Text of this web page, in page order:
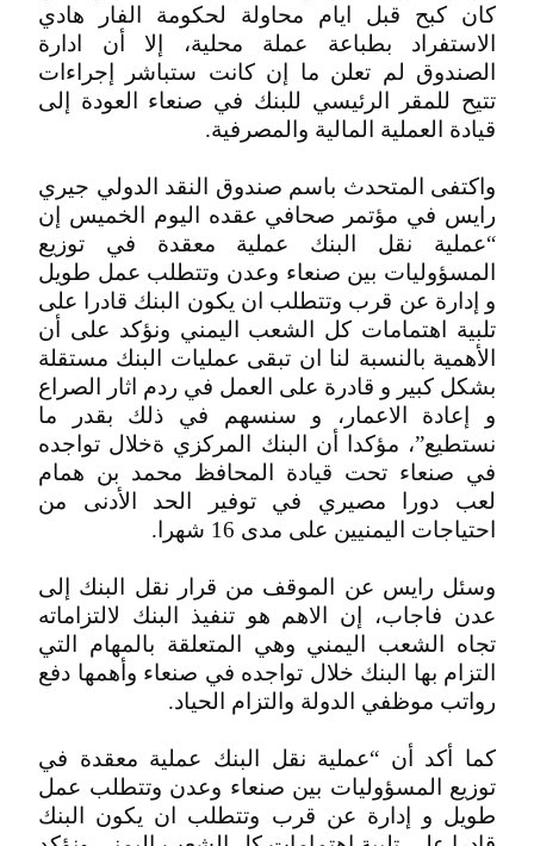
كان كبح قبل ايام محاولة لحكومة الفار هادي
الاستفراد بطباعة عملة محلية، إلا أن ادارة
الصندوق لم تعلن ما إن كانت ستباشر إجراءات
تتيح للمقر الرئيسي للبنك في صنعاء العودة إلى
قيادة العملية المالية والمصرفية.
واكتفى المتحدث باسم صندوق النقد الدولي جيري
رايس في مؤتمر صحافي عقده اليوم الخميس إن
“عملية نقل البنك عملية معقدة في توزيع
المسؤوليات بين صنعاء وعدن وتتطلب عمل طويل
و إدارة عن قرب وتتطلب ان يكون البنك قادرا على
تلبية اهتمامات كل الشعب اليمني ونؤكد على أن
الأهمية بالنسبة لنا ان تبقى عمليات البنك مستقلة
بشكل كبير و قادرة على العمل في ردم اثار الصراع
و إعادة الاعمار، و سنسهم في ذلك بقدر ما
نستطيع”، مؤكدا أن البنك المركزي ةخلال تواجده
في صنعاء تحت قيادة المحافظ محمد بن همام
لعب دورا مصيري في توفير الحد الأدنى من
احتياجات اليمنيين على مدى 16 شهرا.
وسئل رايس عن الموقف من قرار نقل البنك إلى
عدن فاجاب، إن الاهم هو تنفيذ البنك لالتزاماته
تجاه الشعب اليمني وهي المتعلقة بالمهام التي
التزام بها البنك خلال تواجده في صنعاء وأهمها دفع
رواتب موظفي الدولة والتزام الحياد.
كما أكد أن “عملية نقل البنك عملية معقدة في
توزيع المسؤوليات بين صنعاء وعدن وتتطلب عمل
طويل و إدارة عن قرب وتتطلب ان يكون البنك